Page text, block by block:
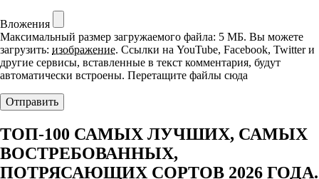
Вложения
Максимальный размер загружаемого файла: 5 МБ. Вы можете
загрузить: изображение. Ссылки на YouTube, Facebook, Twitter и
другие сервисы, вставленные в текст комментария, будут
автоматически встроены. Перетащите файлы сюда
ТОП-100 САМЫХ ЛУЧШИХ, САМЫХ
ВОСТРЕБОВАННЫХ,
ПОТРЯСАЮЩИХ СОРТОВ 2026 ГОДА.